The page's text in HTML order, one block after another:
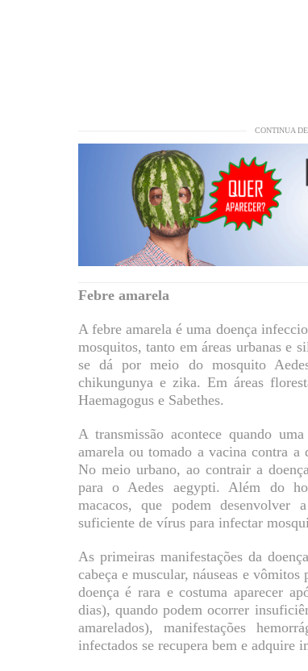
CONTINUA
Febre amarela
A febre amarela é uma doença
mosquitos, tanto em áreas urbanas e
se dá por meio do mosquito
chikungunya e zika. Em áreas
Haemagogus e Sabethes.
A transmissão acontece quando
amarela ou tomado a vacina contra
No meio urbano, ao contrair a
para o Aedes aegypti. Além do
macacos, que podem desenvolver
suficiente de vírus para infectar
As primeiras manifestações da
cabeça e muscular, náuseas e
doença é rara e costuma aparecer
dias), quando podem ocorrer
amarelados), manifestações
infectados se recupera bem e adquire